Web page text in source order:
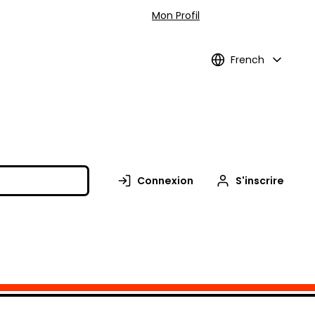
Mon Profil
French
Connexion S'inscrire